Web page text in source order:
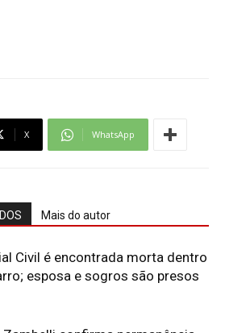
X WhatsApp
Mais do autor
Civil é encontrada morta dentro
esposa e sogros são presos